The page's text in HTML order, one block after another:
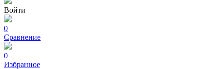
Войти
0
Сравнение
0
Избранное